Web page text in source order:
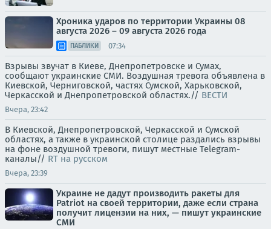
Хроника ударов по территории Украины 08
августа 2026 – 09 августа 2026 года
ПАБЛИКИ 07:34
Взрывы звучат в Киеве, Днепропетровске и Сумах,
сообщают украинские СМИ. Воздушная тревога объявлена в
Киевской, Черниговской, частях Сумской, Харьковской,
Черкасской и Днепропетровской областях.// ВЕСТИ
Вчера, 23:42
В Киевской, Днепропетровской, Черкасской и Сумской
областях, а также в украинской столице раздались взрывы
на фоне воздушной тревоги, пишут местные Telegram-
каналы// RT на русском
Вчера, 23:39
Украине не дадут производить ракеты для
Patriot на своей территории, даже если страна
получит лицензии на них, — пишут украинские
СМИ